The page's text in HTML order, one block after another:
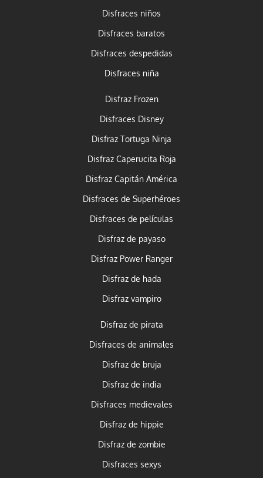
Disfraces niños
Disfraces baratos
Disfraces despedidas
Disfraces niña
Disfraz Frozen
Disfraces Disney
Disfraz Tortuga Ninja
Disfraz Caperucita Roja
Disfraz Capitán América
Disfraces de Superhéroes
Disfraces de películas
Disfraz de payaso
Disfraz Power Ranger
Disfraz de hada
Disfraz vampiro
Disfraz de pirata
Disfraces de animales
Disfraz de bruja
Disfraz de india
Disfraces medievales
Disfraz de hippie
Disfraz de zombie
Disfraces sexys